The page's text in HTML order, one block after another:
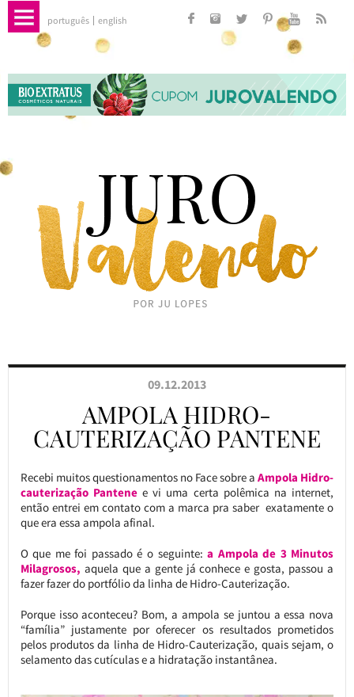
português english
09.12.2013
AMPOLA HIDRO-
CAUTERIZAÇÃO PANTENE
Recebi muitos questionamentos no Face sobre aAmpola Hidro-
cauterização Pantenee vi uma certa polêmica na internet,
então entrei em contato com a marca pra saber exatamente o
que era essa ampola afinal.
O que me foi passado é o seguinte:a Ampola de 3 Minutos
Milagrosos, aquela que a gente já conhece e gosta, passou a
fazer fazer do portfólio da linha de Hidro-Cauterização.
Porque isso aconteceu? Bom, a ampola se juntou a essa nova
“família” justamente por oferecer os resultados prometidos
pelos produtos da linha de Hidro-Cauterização, quais sejam, o
selamento das cutículas e a hidratação instantânea.